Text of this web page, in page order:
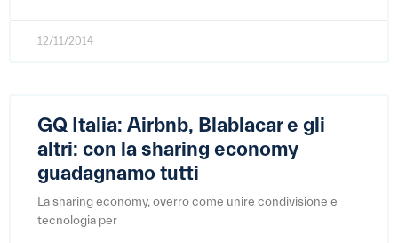
12/11/2014
GQ Italia: Airbnb, Blablacar e gli
altri: con la sharing economy
guadagnamo tutti
La sharing economy, overro come unire condivisione e
tecnologia per